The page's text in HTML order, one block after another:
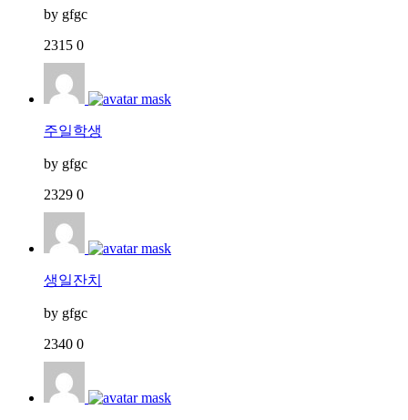
by gfgc
2315 0
주일학생
by gfgc
2329 0
생일잔치
by gfgc
2340 0